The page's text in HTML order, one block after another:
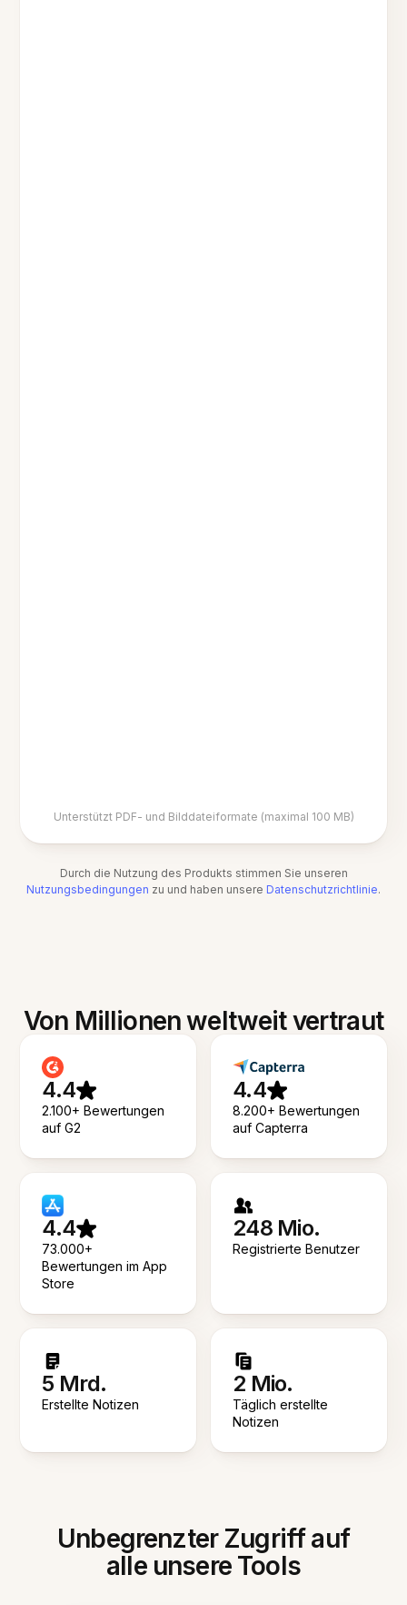
Unterstützt PDF- und Bilddateiformate (maximal 100 MB)
Durch die Nutzung des Produkts stimmen Sie unseren
Nutzungsbedingungen zu und haben unsere Datenschutzrichtlinie.
Von Millionen weltweit vertraut
4.4
2.100+ Bewertungen
auf G2
4.4
8.200+ Bewertungen
auf Capterra
4.4
73.000+
Bewertungen im App
Store
248 Mio.
Registrierte Benutzer
5 Mrd.
Erstellte Notizen
2 Mio.
Täglich erstellte
Notizen
Unbegrenzter Zugriff auf
alle unsere Tools